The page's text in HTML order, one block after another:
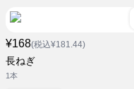
¥168(税込¥181.44)
長ねぎ
1本